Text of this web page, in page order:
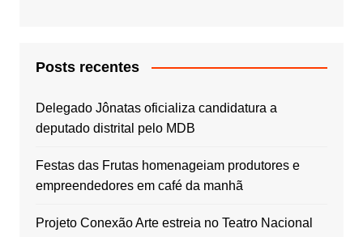
Posts recentes
Delegado Jônatas oficializa candidatura a
deputado distrital pelo MDB
Festas das Frutas homenageiam produtores e
empreendedores em café da manhã
Projeto Conexão Arte estreia no Teatro Nacional